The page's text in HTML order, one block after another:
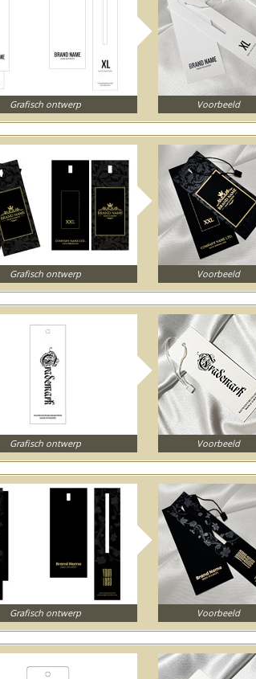
Grafisch ontwerp Voorbeeld
Grafisch ontwerp Voorbeeld
Grafisch ontwerp Voorbeeld
Grafisch ontwerp Voorbeeld